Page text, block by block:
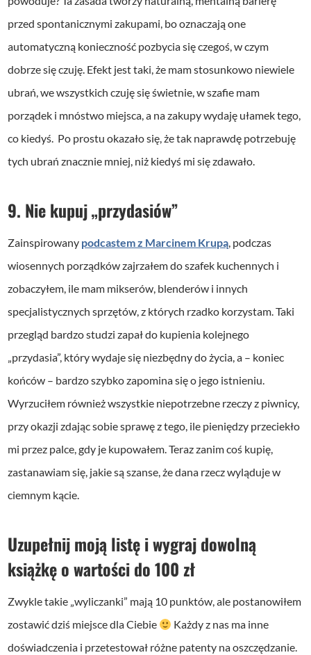
przed spontanicznymi zakupami, bo oznaczają one
automatyczną konieczność pozbycia się czegoś, w czym
dobrze się czuję. Efekt jest taki, że mam stosunkowo niewiele
ubrań, we wszystkich czuję się świetnie, w szafie mam
porządek i mnóstwo miejsca, a na zakupy wydaję ułamek tego,
co kiedyś. Po prostu okazało się, że tak naprawdę potrzebuję
tych ubrań znacznie mniej, niż kiedyś mi się zdawało.
9. Nie kupuj „przydasiów”
Zainspirowany podcastem z Marcinem Krupą, podczas
wiosennych porządków zajrzałem do szafek kuchennych i
zobaczyłem, ile mam mikserów, blenderów i innych
specjalistycznych sprzętów, z których rzadko korzystam. Taki
przegląd bardzo studzi zapał do kupienia kolejnego
„przydasia”, który wydaje się niezbędny do życia, a – koniec
końców – bardzo szybko zapomina się o jego istnieniu.
Wyrzuciłem również wszystkie niepotrzebne rzeczy z piwnicy,
przy okazji zdając sobie sprawę z tego, ile pieniędzy przeciekło
mi przez palce, gdy je kupowałem. Teraz zanim coś kupię,
zastanawiam się, jakie są szanse, że dana rzecz wyląduje w
ciemnym kącie.
Uzupełnij moją listę i wygraj dowolną
książkę o wartości do 100 zł
Zwykle takie „wyliczanki” mają 10 punktów, ale postanowiłem
zostawić dziś miejsce dla Ciebie
Każdy z nas ma inne
doświadczenia i przetestował różne patenty na oszczędzanie.